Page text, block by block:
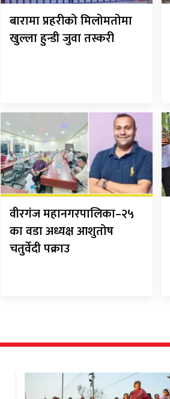
बारामा प्रहरीको मिलोमतोमा
खुल्ला हुन्डी जुवा तस्करी
वीरगंज महानगरपालिका–२५
का वडा अध्यक्ष आशुतोष
चतुर्वेदी पक्राउ